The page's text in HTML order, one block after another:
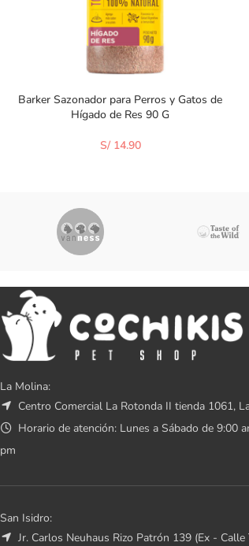
Barker Sazonador para Perros y Gatos de
Hígado de Res 90 G
S/14.90
La Molina:
Centro Comercial La Rotonda II tienda 1061,
Horario de atención: Lunes a Sábado de 9:00
pm
San Isidro:
Jr. Carlos Neuhaus Rizo Patrón 139 (Ex - Calle